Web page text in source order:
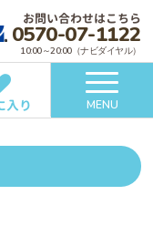
お問い合わせはこちら
0570-07-1122
10:00～20:00（ナビダイヤル）
入り MENU